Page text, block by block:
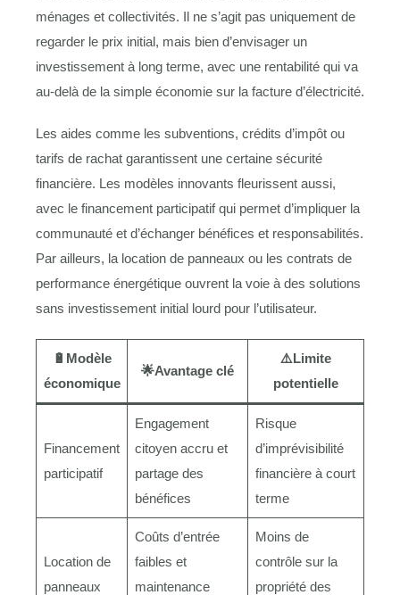
ménages et collectivités. Il ne s’agit pas uniquement de
regarder le prix initial, mais bien d’envisager un
investissement à long terme, avec une rentabilité qui va
au-delà de la simple économie sur la facture d’électricité.
Les aides comme les subventions, crédits d’impôt ou
tarifs de rachat garantissent une certaine sécurité
financière. Les modèles innovants fleurissent aussi,
avec le financement participatif qui permet d’impliquer la
communauté et d’échanger bénéfices et responsabilités.
Par ailleurs, la location de panneaux ou les contrats de
performance énergétique ouvrent la voie à des solutions
sans investissement initial lourd pour l’utilisateur.
🔋 Modèle
économique
🌟Avantage clé
⚠️Limite
potentielle
Financement
participatif
Engagement
citoyen accru et
partage des
bénéfices
Risque
d’imprévisibilité
financière à court
terme
Location de
panneaux
Coûts d’entrée
faibles et
maintenance
Moins de
contrôle sur la
propriété des